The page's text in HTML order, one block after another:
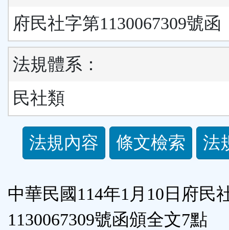
府民社字第1130067309號函
法規體系：
民社類
規
功
能
法規內容 條文檢索 法
中華民國114年1月10日府民
1130067309號函頒全文7點